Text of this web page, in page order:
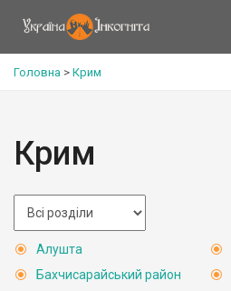
Головна > Крим
Крим
Алушта
Бахчисарайський район